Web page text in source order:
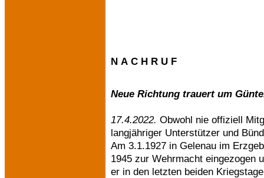
N A C H R U F
Neue Richtung trauert um
17.4.2022. Obwohl nie offiziell
langjähriger Unterstützer und
Am 3.1.1927 in Gelenau im
1945 zur Wehrmacht eingezogen
er in den letzten beiden